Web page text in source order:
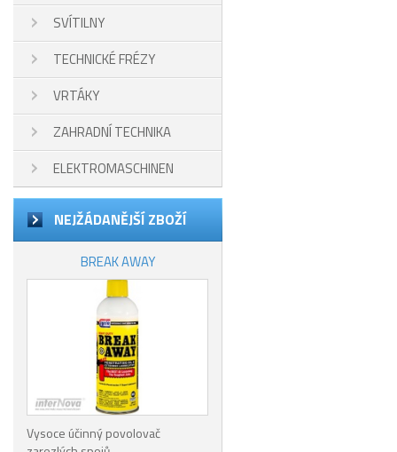
SVÍTILNY
TECHNICKÉ FRÉZY
VRTÁKY
ZAHRADNÍ TECHNIKA
ELEKTROMASCHINEN
NEJŽÁDANĚJŠÍ ZBOŽÍ
BREAK AWAY
Vysoce účinný povolovač